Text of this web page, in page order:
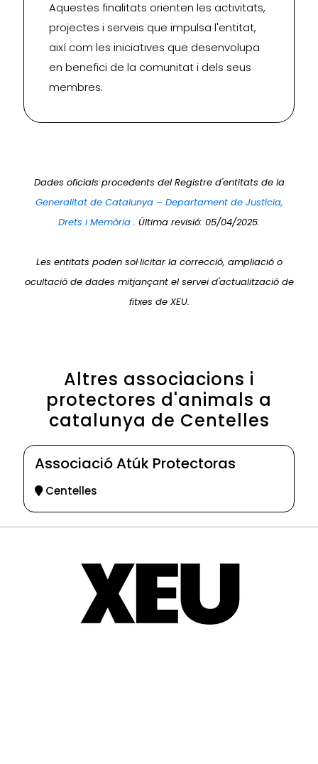
Aquestes finalitats orienten les activitats,
projectes i serveis que impulsa l'entitat,
així com les iniciatives que desenvolupa
en benefici de la comunitat i dels seus
membres.
Dades oficials procedents del Registre d'entitats de la
Generalitat de Catalunya – Departament de Justícia,
Drets i Memòria . Última revisió: 05/04/2025.
Les entitats poden sol·licitar la correcció, ampliació o
ocultació de dades mitjançant el servei d'actualització de
fitxes de XEU.
Altres associacions i
protectores d'animals a
catalunya de Centelles
Associació Atúk Protectoras
Centelles